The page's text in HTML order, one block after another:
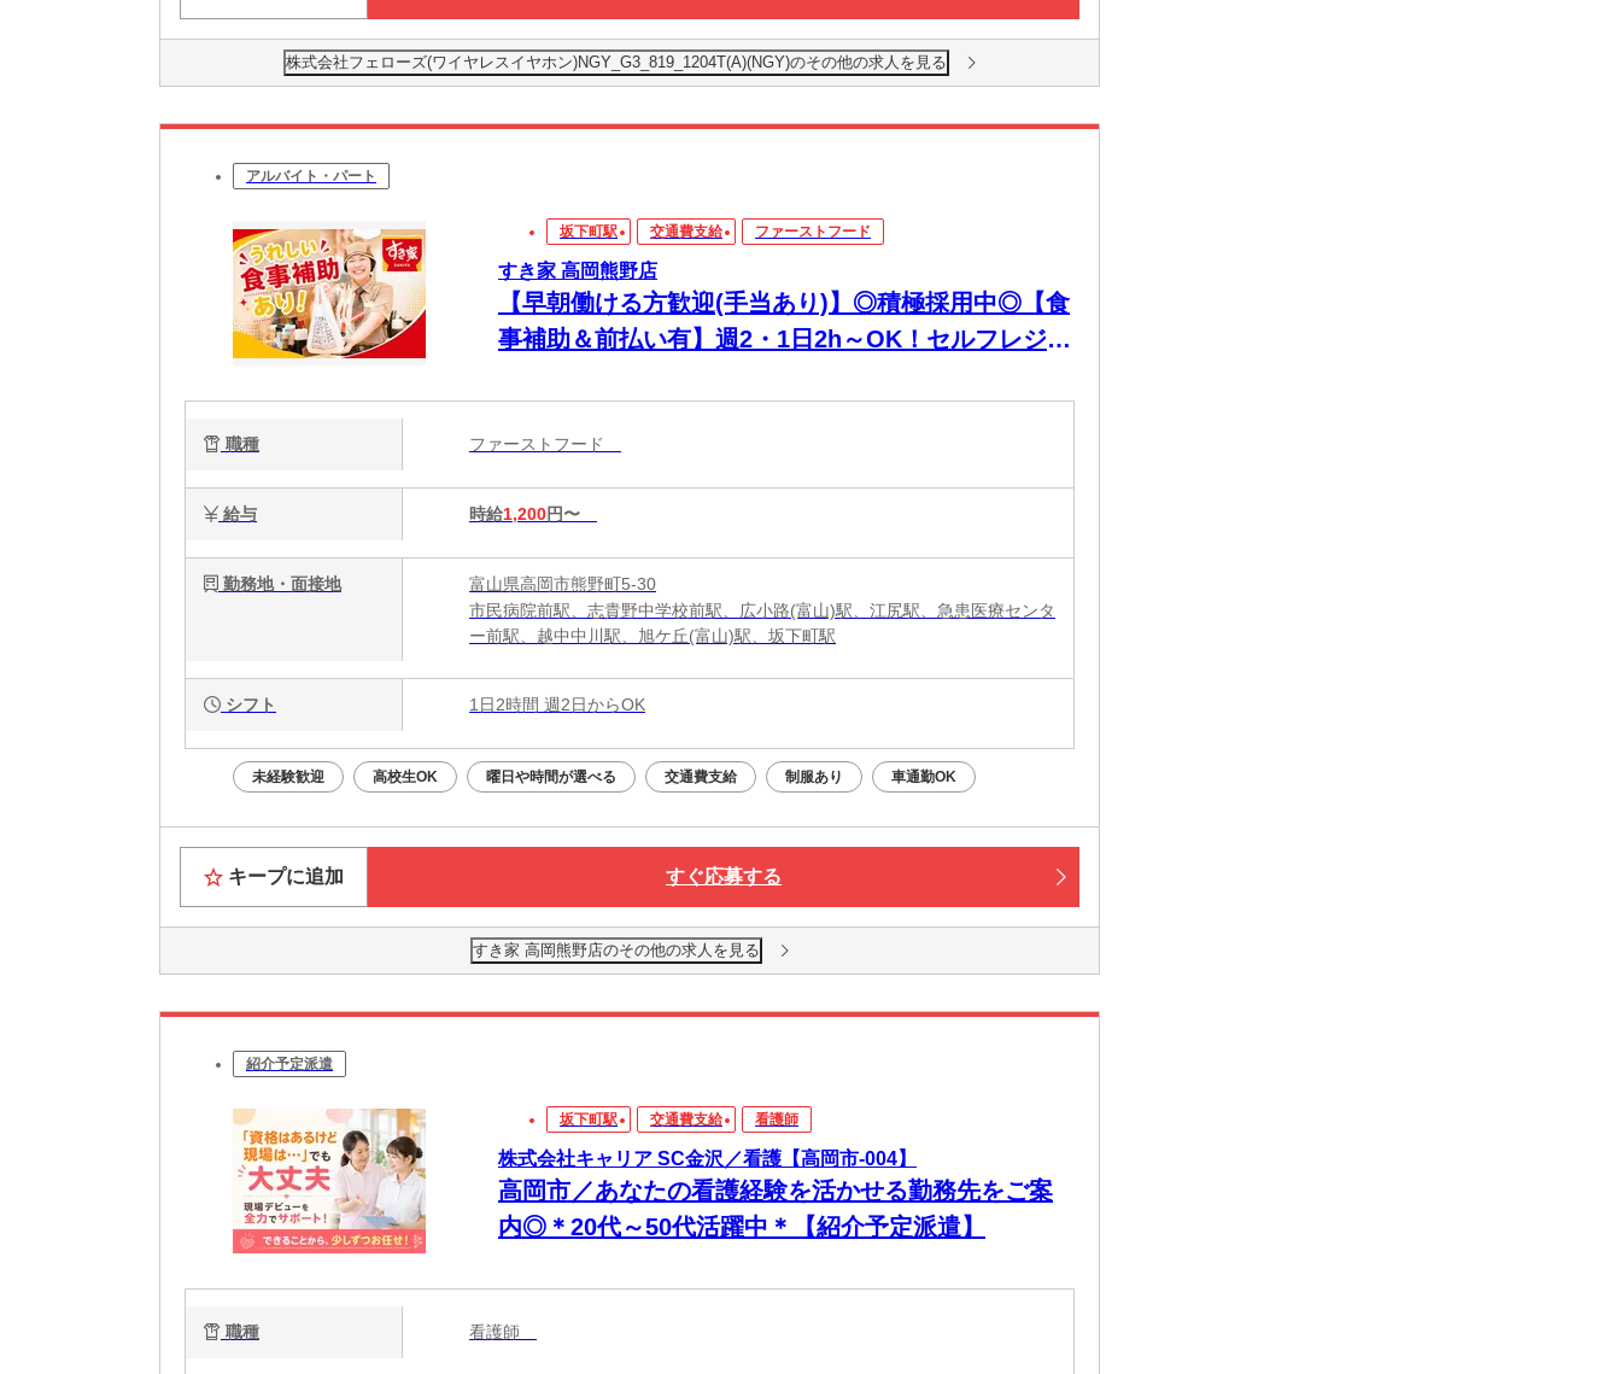
株式会社フェローズ(ワイヤレスイヤホン)NGY_G3_819_1204T(A)(NGY)のその他の求人を見る
アルバイト・パート
坂下町駅 交通費支給 ファーストフード
すき家 高岡熊野店
【早朝働ける方歓迎(手当あり)】◎積極採用中◎【食
事補助＆前払い有】週2・1日2h～OK！セルフレジで
職種 ファーストフード
給与 時給1,200円〜
勤務地・面接地
富山県高岡市熊野町5-30
市民病院前駅、志貴野中学校前駅、広小路(富山)駅、江尻駅、急患医療センタ
ー前駅、越中中川駅、旭ケ丘(富山)駅、坂下町駅
シフト 1日2時間 週2日からOK
未経験歓迎 高校生OK 曜日や時間が選べる 交通費支給 制服あり 車通勤OK
キープに追加 すぐ応募する
すき家 高岡熊野店のその他の求人を見る
紹介予定派遣
坂下町駅 交通費支給 看護師
株式会社キャリア SC金沢／看護【高岡市-004】
高岡市／あなたの看護経験を活かせる勤務先をご案
内◎＊20代～50代活躍中＊【紹介予定派遣】
職種 看護師